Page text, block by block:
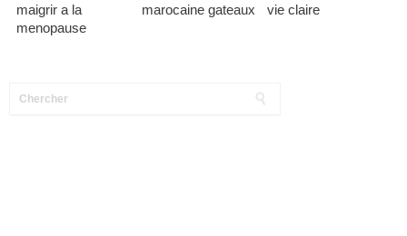
maigrir a la
menopause
marocaine gateaux
vie claire